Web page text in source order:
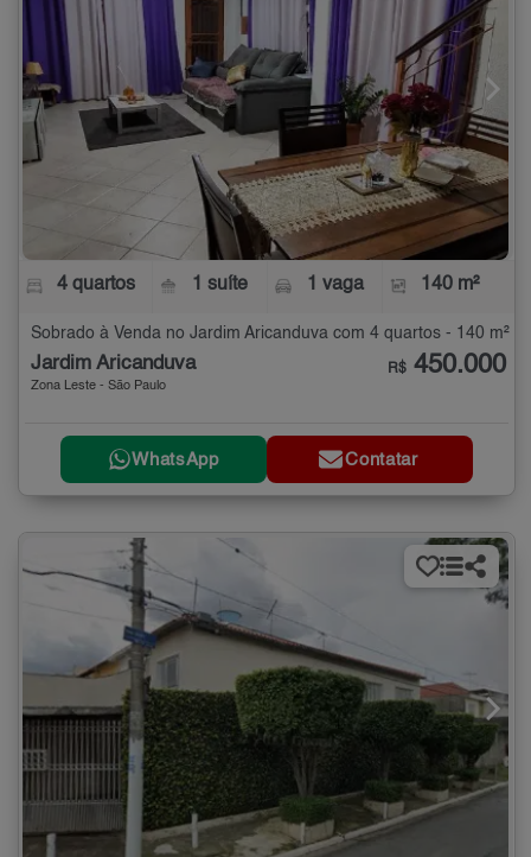
4 quartos 1 suíte 1 vaga 140 m²
Sobrado à Venda no Jardim Aricanduva com 4 quartos - 140 m²
Jardim Aricanduva
Zona Leste - São Paulo
R$ 450.000
WhatsApp Contatar